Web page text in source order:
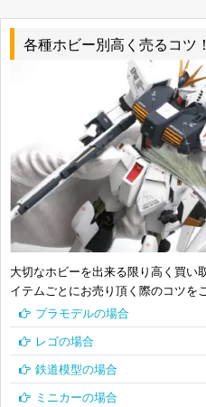
モノグラム 1/24 Frank Laconio’s
レベル 1/24 SUPERMAN RACING
Johnson’s Firebird Pro Stock 85-
レベル 1/25 Lincoln LSC Pro Street
ポーラライツ LEEROY
レベル 1/24 Bobby Labonte Small
レベル 1/24 #46 Woody
レベル 1/24 NASCAR 20 Tony
Grand Prix 85-2986
MPC 1/25 COYOTE SUPER
タミヤ 1/24 三菱 ランサーエボリュ
WRC ディスプレイモデル 24257
各種ホビー別高く売るコツ！
大切なホビーを出来る限り高く買い
イテムごとにお売り頂く際のコツを
プラモデルの場合
レゴの場合
鉄道模型の場合
ミニカーの場合